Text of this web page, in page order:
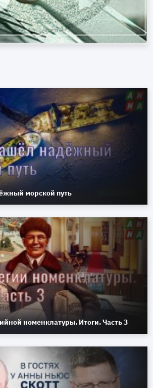
морской путь
номенклатуры. Итоги. Часть 3